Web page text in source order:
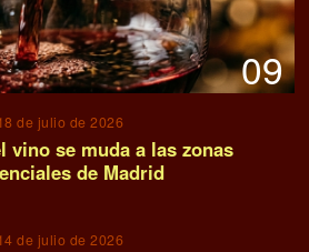
09
de julio de 2026
vino se muda a las zonas
de Madrid
de julio de 2026